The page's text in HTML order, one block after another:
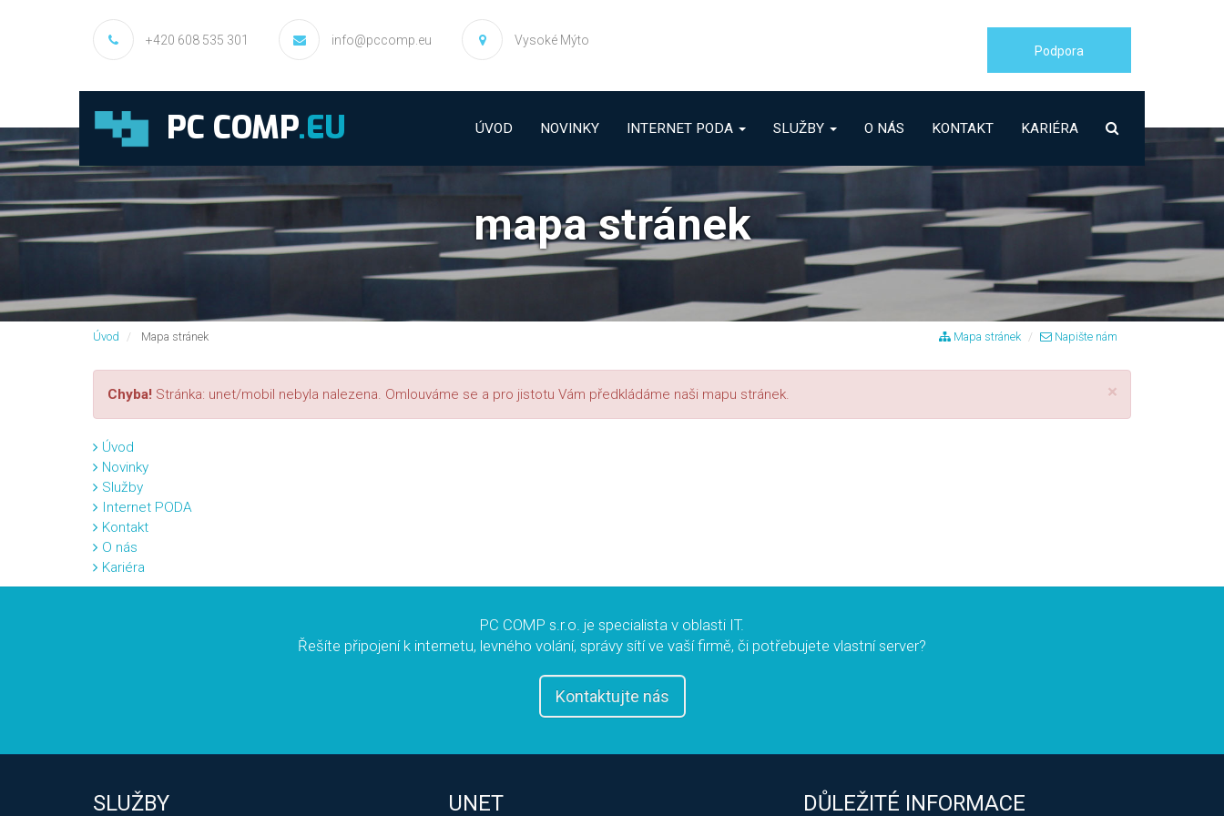
+420 608 535 301 info@pccomp.eu Vysoké Mýto
Podpora
PC COMP.EU ÚVOD NOVINKY INTERNET PODA SLUŽBY O NÁS KONTAKT KARIÉRA
mapa stránek
Úvod Mapa stránek Mapa stránek Napište nám
×
Chyba! Stránka: unet/mobil nebyla nalezena. Omlouváme se a pro jistotu Vám předkládáme naši mapu stránek.
Úvod
Novinky
Služby
Internet PODA
Kontakt
O nás
Kariéra
PC COMP s.r.o. je specialista v oblasti IT.
Řešíte připojení k internetu, levného volání, správy sítí ve vaší firmě, či potřebujete vlastní server?
Kontaktujte nás
SLUŽBY UNET DŮLEŽITÉ INFORMACE